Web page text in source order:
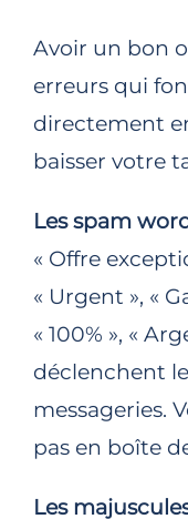
Avoir un bon
erreurs qui
directement
baisser votre
Les spam
« Offre
« Urgent », «
« 100% », «
déclenchent
messageries.
pas en boîte
Les